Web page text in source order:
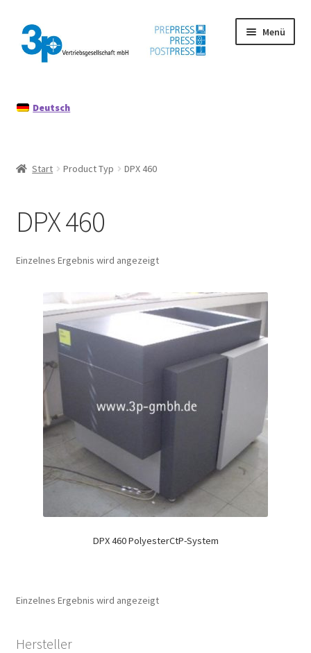
Zur
Navigation
springen
Zum
Inhalt
springen
Menü
Datenschutz
Mein Konto
Deutsch
Start Product Typ DPX 460
DPX 460
Einzelnes Ergebnis wird angezeigt
DPX 460 PolyesterCtP-System
Einzelnes Ergebnis wird angezeigt
Hersteller